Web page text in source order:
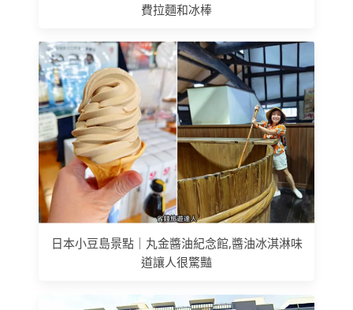
費拉麵和冰棒
日本小豆島景點｜丸金醬油紀念館,醬油冰淇淋味
道讓人很驚豔